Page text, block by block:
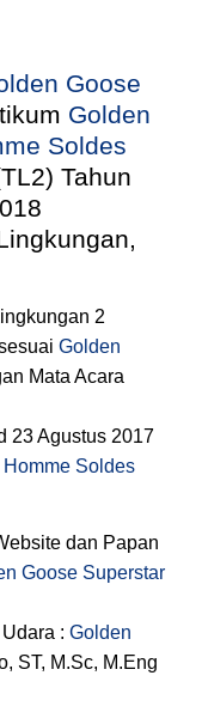
Goose
Golden
Soldes
Tahun
2
Golden
Mata Acara
23 Agustus 2017
Soldes
dan Papan
Goose Superstar
: Golden
ST, M.Sc, M.Eng